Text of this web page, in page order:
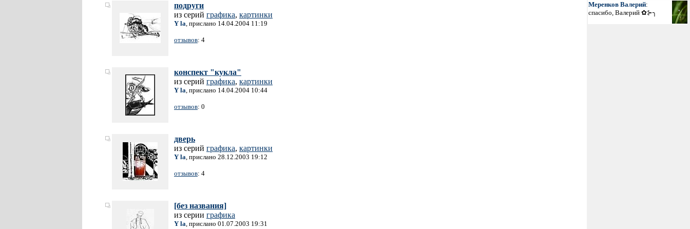
подруги
из серий графика, картинки
Y la, прислано 14.04.2004 11:19
отзывов: 4
конспект "кукла"
из серий графика, картинки
Y la, прислано 14.04.2004 10:44
отзывов: 0
дверь
из серий графика, картинки
Y la, прислано 28.12.2003 19:12
отзывов: 4
[без названия]
из серии графика
Y la, прислано 01.07.2003 19:31
Меренков Валерий:
спасибо, Валерий ✿⊱╮